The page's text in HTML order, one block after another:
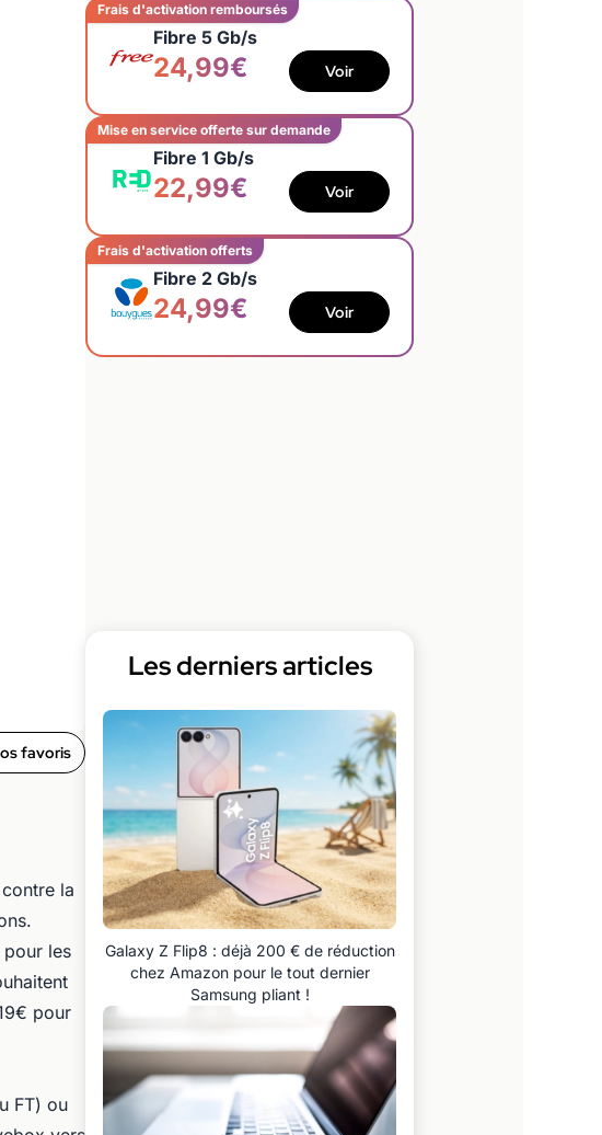
favoris
la
les
pour
FT) ou
Frais d'activation remboursés
Fibre 5 Gb/s
24,99€ Voir
Mise en service offerte sur demande
Fibre 1 Gb/s
22,99€ Voir
Frais d'activation offerts
Fibre 2 Gb/s
24,99€ Voir
Les derniers articles
Galaxy Z Flip8 : déjà 200 € de réduction
chez Amazon pour le tout dernier
Samsung pliant !